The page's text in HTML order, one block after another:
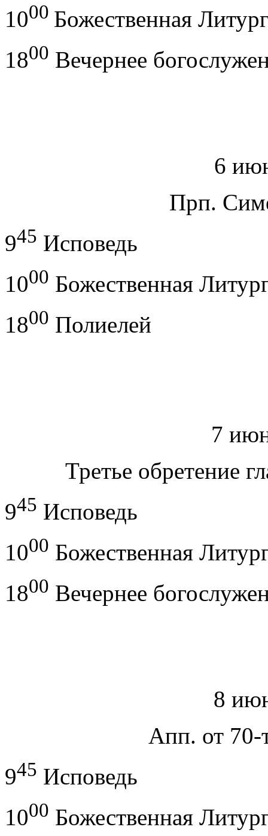
1000 Божественная
1800 Вечернее
6
Прп.
945 Исповедь
1000 Божественная
1800 Полиелей
7
Третье обретение
945 Исповедь
1000 Божественная
1800 Вечернее
8
Апп. от 70-
945 Исповедь
1000 Божественная